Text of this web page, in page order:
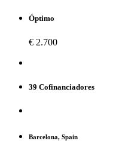
Óptimo
€ 2.700
39 Cofinanciadores
Barcelona, Spain